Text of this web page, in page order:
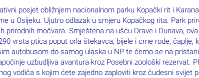
posjet obližnjem nacionalnom parku Kopački rit i
u Osijeku. Ujutro odlazak u smjeru Kopačkog rita. Park
prirodnih močvara. Smještena na ušću Drave i Dunava,
vrsta ptica poput orla štekavca, bijele i crne rode, čaplje,
autobusom do samog ulaska u NP te ćemo se na
uzbudljiva avantura kroz Posebni zoološki rezervat.
vodiča s kojim ćete zajedno zaploviti kroz čudesni svijet